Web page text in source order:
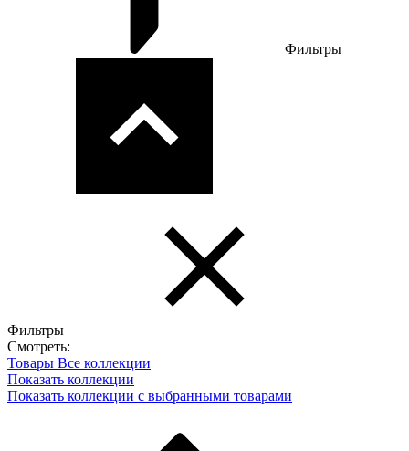
Фильтры
Фильтры
Смотреть:
Товары Все коллекции
Показать коллекции
Показать коллекции с выбранными товарами